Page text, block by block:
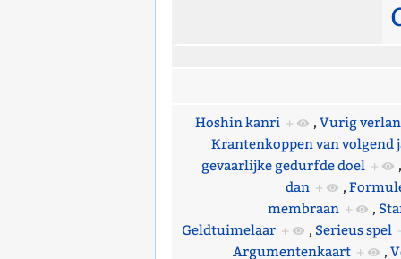
Hoshin kanri + , Vurig
Krantenkoppen van volgend
gevaarlijke gedurfde doel +
dan + ,
membraan + ,
Geldtuimelaar + , Serieus spel
Argumentenkaart + ,